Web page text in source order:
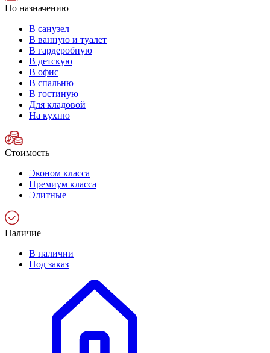
По назначению
В санузел
В ванную и туалет
В гардеробную
В детскую
В офис
В спальню
В гостиную
Для кладовой
На кухню
Стоимость
Эконом класса
Премиум класса
Элитные
Наличие
В наличии
Под заказ